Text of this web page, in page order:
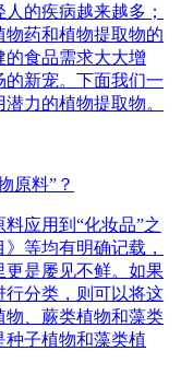
的疾病越来越多；
物药和植物提取物的
食品需求大大增
新宠。下面我们一
力的植物提取物。
原料”？
应用到“化妆品”之
等均有明确记载，
更是屡见不鲜。如果
行分类，则可以将这
物、蕨类植物和藻类
子植物和藻类植